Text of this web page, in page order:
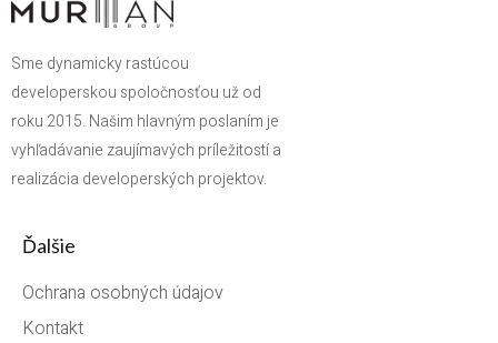
Sme dynamicky rastúcou
developerskou spoločnosťou už od
roku 2015. Našim hlavným poslaním je
vyhľadávanie zaujímavých príležitostí a
realizácia developerských projektov.
Ďalšie
Ochrana osobných údajov
Kontakt